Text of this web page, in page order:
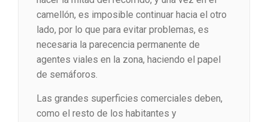
camellón, es imposible continuar hacia el otro
lado, por lo que para evitar problemas, es
necesaria la parecencia permanente de
agentes viales en la zona, haciendo el papel
de semáforos.
Las grandes superficies comerciales deben,
como el resto de los habitantes y